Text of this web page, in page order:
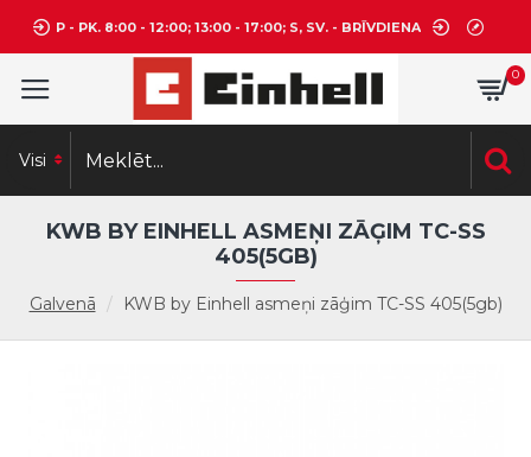
P - PK. 8:00 - 12:00; 13:00 - 17:00; S, SV. - BRĪVDIENA
0
Visi
Galvenā KWB by Einhell asmeņi zāģim TC-SS 405(5gb)
KWB BY EINHELL ASMEŅI ZĀĢIM TC-SS
405(5GB)